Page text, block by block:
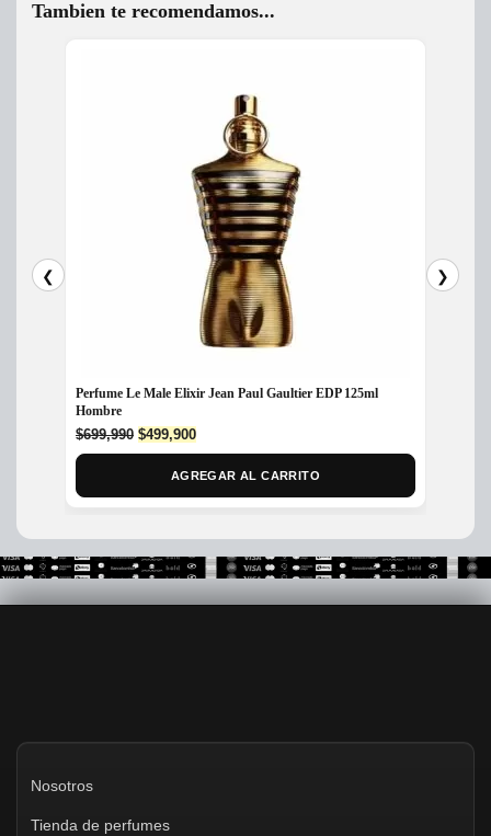
Tambien te recomendamos...
❮
Perfume Le Male Elixir Jean Paul Gaultier EDP 125ml
Hombre
$699,990 Original
price
$499,900Current
price
is:
AGREGAR AL CARRITO
❯
Nosotros
Tienda de perfumes